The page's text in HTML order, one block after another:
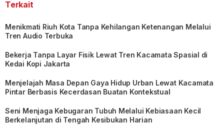
Terkait
Menikmati Riuh Kota Tanpa Kehilangan Ketenangan Melalui
Tren Audio Terbuka
Bekerja Tanpa Layar Fisik Lewat Tren Kacamata Spasial di
Kedai Kopi Jakarta
Menjelajah Masa Depan Gaya Hidup Urban Lewat Kacamata
Pintar Berbasis Kecerdasan Buatan Kontekstual
Seni Menjaga Kebugaran Tubuh Melalui Kebiasaan Kecil
Berkelanjutan di Tengah Kesibukan Harian